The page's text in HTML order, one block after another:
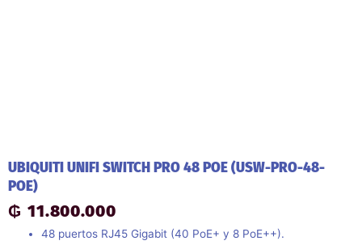
UBIQUITI UNIFI SWITCH PRO 48 POE (USW-PRO-48-
POE)
₲ 11.800.000
48 puertos RJ45 Gigabit (40 PoE+ y 8 PoE++).